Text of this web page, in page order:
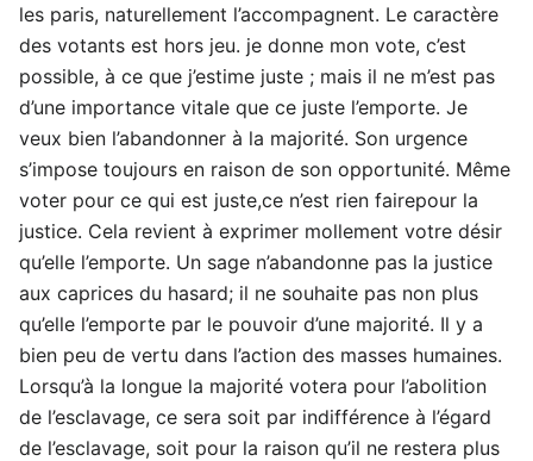
les paris, naturellement l’accompagnent. Le caractère
des votants est hors jeu. je donne mon vote, c’est
possible, à ce que j’estime juste ; mais il ne m’est pas
d’une importance vitale que ce juste l’emporte. Je
veux bien l’abandonner à la majorité. Son urgence
s’impose toujours en raison de son opportunité. Même
voter pour ce qui est juste,ce n’est rien fairepour la
justice. Cela revient à exprimer mollement votre désir
qu’elle l’emporte. Un sage n’abandonne pas la justice
aux caprices du hasard; il ne souhaite pas non plus
qu’elle l’emporte par le pouvoir d’une majorité. Il y a
bien peu de vertu dans l’action des masses humaines.
Lorsqu’à la longue la majorité votera pour l’abolition
de l’esclavage, ce sera soit par indifférence à l’égard
de l’esclavage, soit pour la raison qu’il ne restera plus